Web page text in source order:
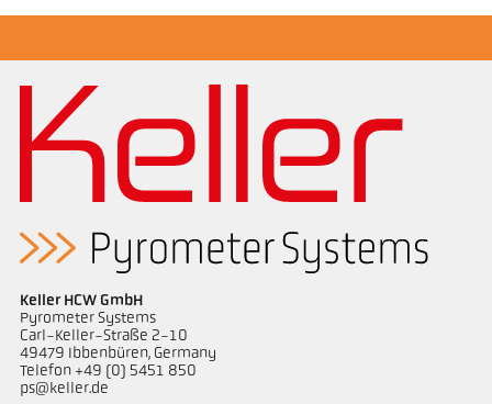
Keller HCW GmbH
Pyrometer Systems
Carl-Keller-Straße 2-10
49479 Ibbenbüren, Germany
Telefon +49 (0) 5451 850
ps@keller.de